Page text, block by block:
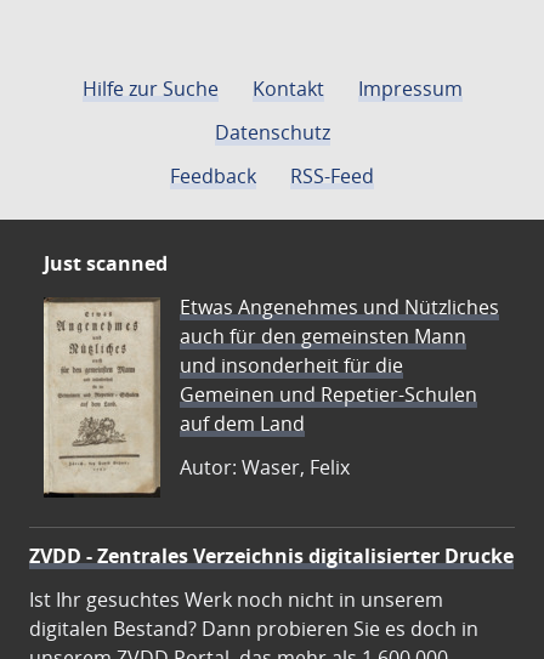
Hilfe zur Suche Kontakt
Impressum
Datenschutz
Feedback
RSS-Feed
Just scanned
Etwas Angenehmes und Nützliches
auch für den gemeinsten Mann
und insonderheit für die
Gemeinen und Repetier-Schulen
auf dem Land
Autor: Waser, Felix
ZVDD - Zentrales Verzeichnis digitalisierter Drucke
Ist Ihr gesuchtes Werk noch nicht in unserem
digitalen Bestand? Dann probieren Sie es doch in